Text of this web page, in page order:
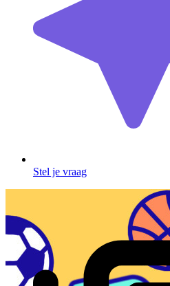
Stel je vraag